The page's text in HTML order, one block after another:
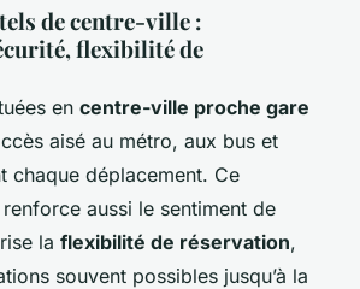
de centre-ville :
flexibilité de
en centre-ville proche gare
aisé au métro, aux bus et
chaque déplacement. Ce
aussi le sentiment de
la flexibilité de réservation,
souvent possibles jusqu’à la